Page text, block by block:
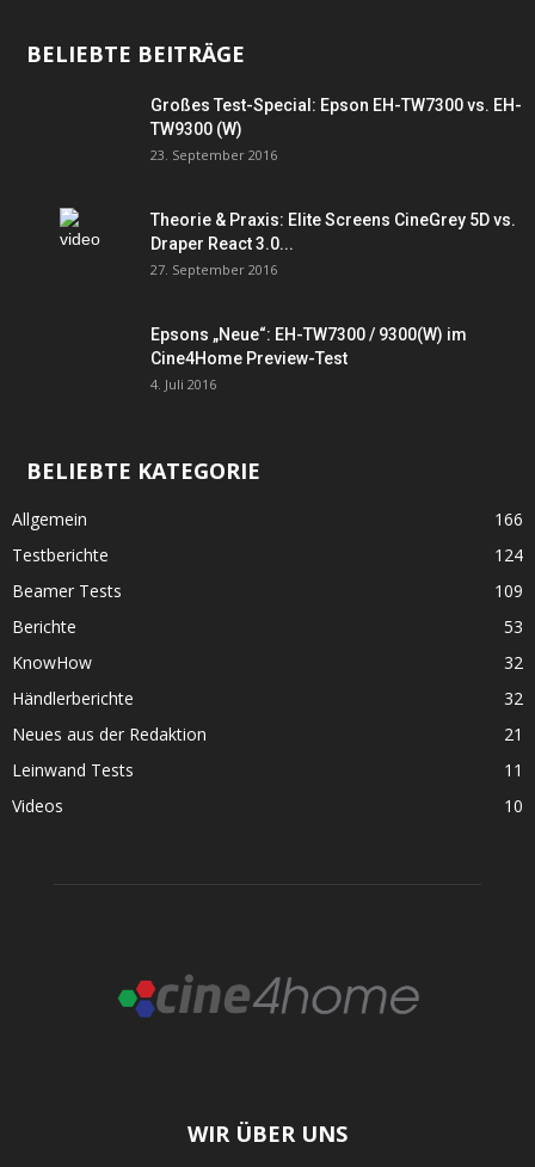
BELIEBTE BEITRÄGE
Großes Test-Special: Epson EH-TW7300 vs. EH-
TW9300 (W)
23. September 2016
Theorie & Praxis: Elite Screens CineGrey 5D vs.
Draper React 3.0...
27. September 2016
Epsons „Neue“: EH-TW7300 / 9300(W) im
Cine4Home Preview-Test
4. Juli 2016
BELIEBTE KATEGORIE
Allgemein
166
Testberichte
124
Beamer Tests
109
Berichte
53
KnowHow
32
Händlerberichte
32
Neues aus der Redaktion
21
Leinwand Tests
11
Videos
10
WIR ÜBER UNS